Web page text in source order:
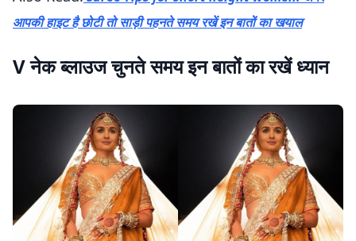
आपकी हाइट है छोटी तो साड़ी पहनते समय रखें इन बातों का खयाल
V नेक ब्लाउज चुनते समय इन बातों का रखें ध्यान